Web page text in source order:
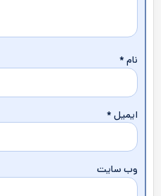
نام*
ایمیل*
وب‌ سایت